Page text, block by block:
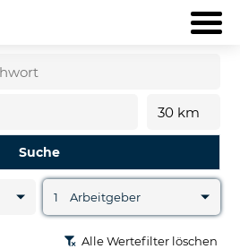
Suche
1 Arbeitgeber
Alle Wertefilter löschen